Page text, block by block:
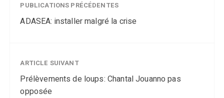
PUBLICATIONS PRÉCÉDENTES
ADASEA: installer malgré la crise
ARTICLE SUIVANT
Prélèvements de loups: Chantal Jouanno pas
opposée